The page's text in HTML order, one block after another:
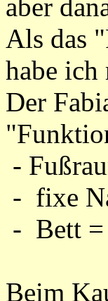
aber
Als das
habe
Der
-
- fixe
- Bett =
Beim